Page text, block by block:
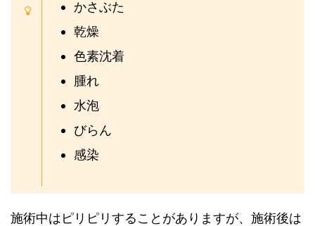
かさぶた
乾燥
色素沈着
腫れ
水泡
びらん
感染
施術中はピリピリすることがありますが、施術後は